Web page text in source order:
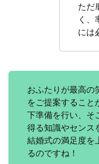
ただ
く、
には
おふたりが最高の
をご提案すること
下準備を行い、そ
得る知識やセンス
結婚式の満足度を
るのですね！